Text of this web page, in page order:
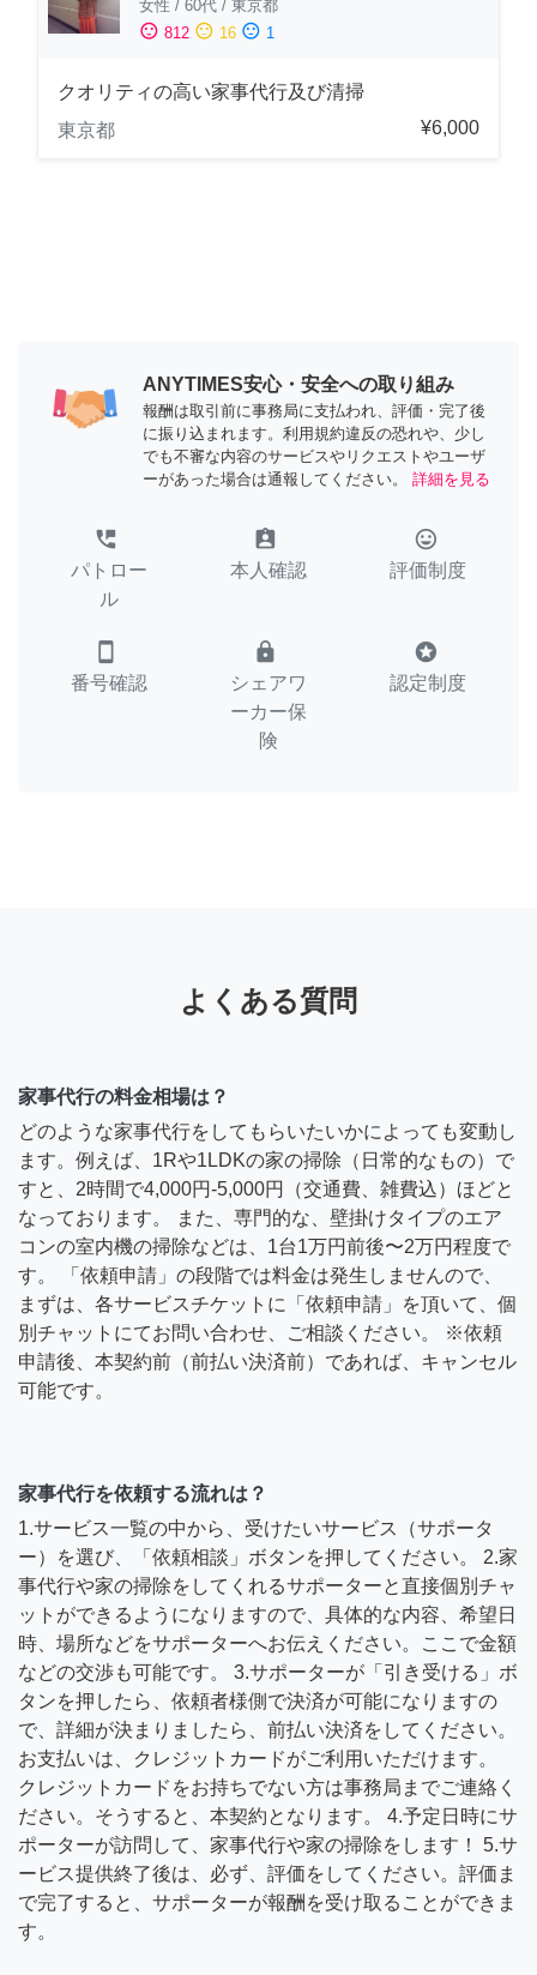
女性 / 60代 / 東京都
sentiment_satisfied 812 sentiment_neutral 16 sentiment_dissatisfied 1
クオリティの高い家事代行及び清掃
東京都
¥6,000
ANYTIMES安心・安全への取り組み
報酬は取引前に事務局に支払われ、評価・完了後
に振り込まれます。利用規約違反の恐れや、少し
でも不審な内容のサービスやリクエストやユーザ
ーがあった場合は通報してください。
詳細を見る
perm_phone_msg
パトロー
ル
assignment_ind
本人確認
tag_faces
評価制度
smartphone
番号確認
lock
シェアワ
ーカー保
険
stars
認定制度
よくある質問
家事代行の料金相場は？
どのような家事代行をしてもらいたいかによっても変動し
ます。例えば、1Rや1LDKの家の掃除（日常的なもの）で
すと、2時間で4,000円-5,000円（交通費、雑費込）ほどと
なっております。 また、専門的な、壁掛けタイプのエア
コンの室内機の掃除などは、1台1万円前後〜2万円程度で
す。 「依頼申請」の段階では料金は発生しませんので、
まずは、各サービスチケットに「依頼申請」を頂いて、個
別チャットにてお問い合わせ、ご相談ください。 ※依頼
申請後、本契約前（前払い決済前）であれば、キャンセル
可能です。
家事代行を依頼する流れは？
1.サービス一覧の中から、受けたいサービス（サポータ
ー）を選び、「依頼相談」ボタンを押してください。 2.家
事代行や家の掃除をしてくれるサポーターと直接個別チャ
ットができるようになりますので、具体的な内容、希望日
時、場所などをサポーターへお伝えください。ここで金額
などの交渉も可能です。 3.サポーターが「引き受ける」ボ
タンを押したら、依頼者様側で決済が可能になりますの
で、詳細が決まりましたら、前払い決済をしてください。
お支払いは、クレジットカードがご利用いただけます。
クレジットカードをお持ちでない方は事務局までご連絡く
ださい。そうすると、本契約となります。 4.予定日時にサ
ポーターが訪問して、家事代行や家の掃除をします！ 5.サ
ービス提供終了後は、必ず、評価をしてください。評価ま
で完了すると、サポーターが報酬を受け取ることができま
す。